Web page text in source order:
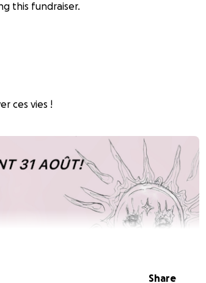
this fundraiser.
ces vies !
Share